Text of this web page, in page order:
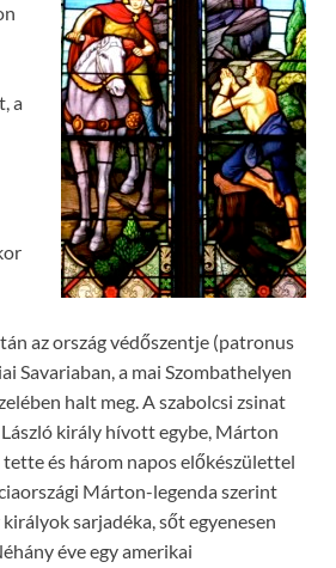
a
az ország védőszentje (patronus
Savariaban, a mai Szombathelyen
halt meg. A szabolcsi zsinat
király hívott egybe, Márton
és három napos előkészülettel
Márton-legenda szerint
sarjadéka, sőt egyenesen
éve egy amerikai